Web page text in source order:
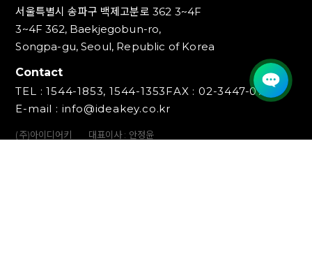
서울특별시 송파구 백제고분로 362 3~4F
3~4F 362, Baekjegobun-ro,
Songpa-gu, Seoul, Republic of Korea
Contact
TEL : 1544-1853, 1544-1353FAX : 02-3447-0700
E-mail : info@ideakey.co.kr
(주)아이디어키
대표이사 : 안정윤